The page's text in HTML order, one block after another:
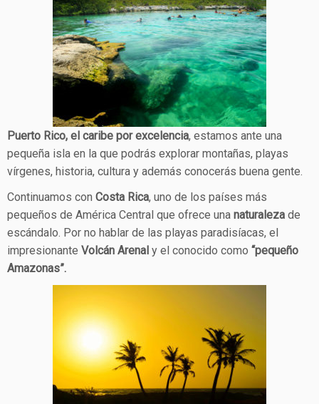
Puerto Rico, el caribe por excelencia, estamos ante una
pequeña isla en la que podrás explorar montañas, playas
vírgenes, historia, cultura y además conocerás buena gente.
Continuamos con Costa Rica, uno de los países más
pequeños de América Central que ofrece una naturaleza de
escándalo. Por no hablar de las playas paradisíacas, el
impresionante Volcán Arenal y el conocido como “pequeño
Amazonas”.